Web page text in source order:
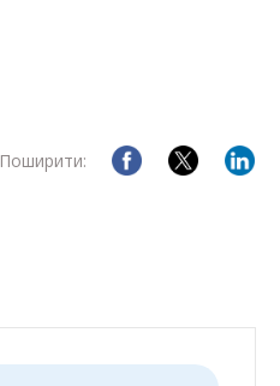
Поширити: